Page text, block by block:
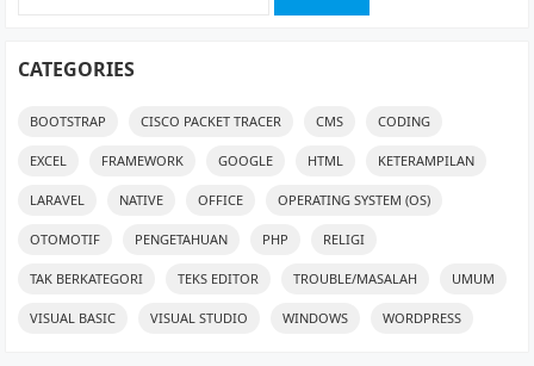
CATEGORIES
BOOTSTRAP CISCO PACKET TRACER CMS CODING
EXCEL FRAMEWORK GOOGLE HTML KETERAMPILAN
LARAVEL NATIVE OFFICE OPERATING SYSTEM (OS)
OTOMOTIF PENGETAHUAN PHP RELIGI
TAK BERKATEGORI TEKS EDITOR TROUBLE/MASALAH UMUM
VISUAL BASIC VISUAL STUDIO WINDOWS WORDPRESS